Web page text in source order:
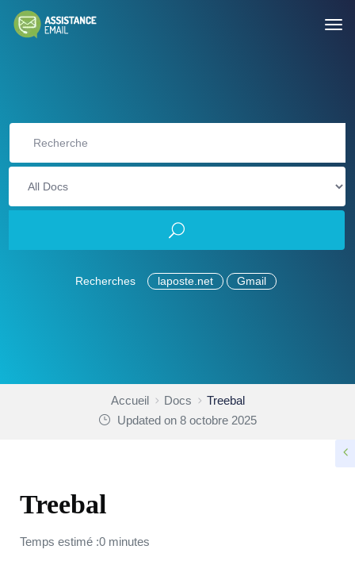
Recherches laposte.net Gmail
Accueil Docs
Treebal
Updated on 8 octobre 2025
Treebal
Temps estimé :0 minutes